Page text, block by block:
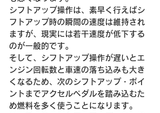
シフトアップ操作は、素早く行えばシ
フトアップ時の瞬間の速度は維持され
ますが、現実には若干速度が低下する
のが一般的です。
そして、シフトアップ操作が遅いとエ
ンジン回転数と車速の落ち込みも大き
くなるため、次のシフトアップ・ポイ
ントまでアクセルペダルを踏み込むた
め燃料を多く使うことになります。